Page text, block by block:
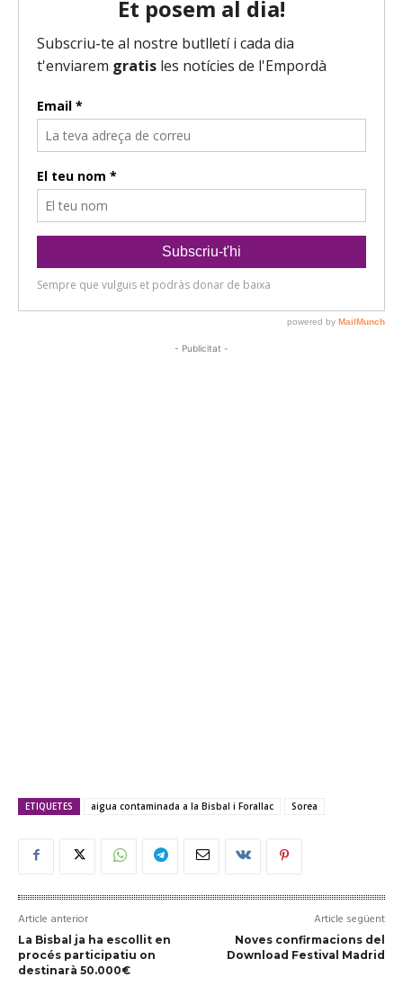
- Publicitat -
ETIQUETES aigua contaminada a la Bisbal i Forallac Sorea
Article anterior
La Bisbal ja ha escollit en
procés participatiu on
destinarà 50.000€
Article següent
Noves confirmacions del
Download Festival Madrid